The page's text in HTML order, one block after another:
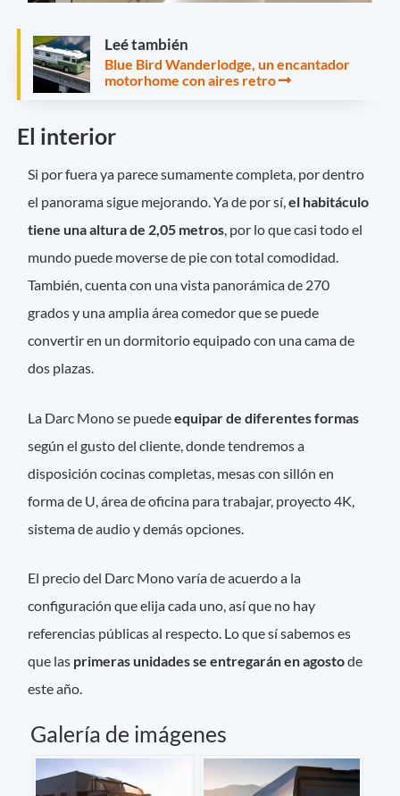
Leé también
Blue Bird Wanderlodge, un encantador
motorhome con aires retro
El interior
Si por fuera ya parece sumamente completa, por dentro
el panorama sigue mejorando. Ya de por sí,el habitáculo
tiene una altura de 2,05 metros, por lo que casi todo el
mundo puede moverse de pie con total comodidad.
También, cuenta con una vista panorámica de 270
grados y una amplia área comedor que se puede
convertir en un dormitorio equipado con una cama de
dos plazas.
La Darc Mono se puedeequipar de diferentes formas
según el gusto del cliente, donde tendremos a
disposición cocinas completas, mesas con sillón en
forma de U, área de oficina para trabajar, proyecto 4K,
sistema de audio y demás opciones.
El precio del Darc Mono varía de acuerdo a la
configuración que elija cada uno, así que no hay
referencias públicas al respecto. Lo que sí sabemos es
que las primeras unidades se entregarán en agostode
este año.
Galería de imágenes